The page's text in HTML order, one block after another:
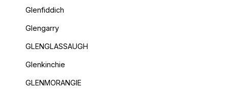
Glenfiddich
Glengarry
GLENGLASSAUGH
Glenkinchie
GLENMORANGIE